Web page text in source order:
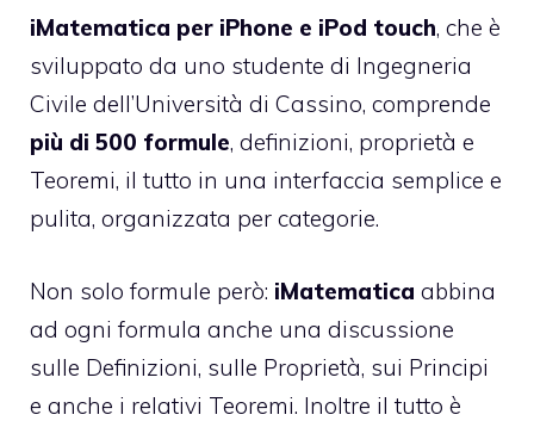
iMatematica per iPhone e iPod touch, che è
sviluppato da uno studente di Ingegneria
Civile dell’Università di Cassino, comprende
più di 500 formule, definizioni, proprietà e
Teoremi, il tutto in una interfaccia semplice e
pulita, organizzata per categorie.
Non solo formule però: iMatematica abbina
ad ogni formula anche una discussione
sulle Definizioni, sulle Proprietà, sui Principi
e anche i relativi Teoremi. Inoltre il tutto è